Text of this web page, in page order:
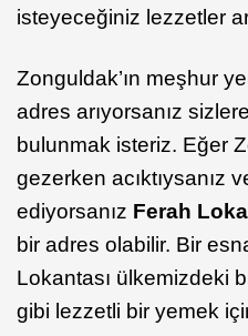
isteyeceğiniz lezzetler
Zonguldak’ın meşhur
adres arıyorsanız
bulunmak isteriz. Eğer
gezerken acıktıysanız
ediyorsanız Ferah
bir adres olabilir. Bir
Lokantası ülkemizdeki
gibi lezzetli bir yemek